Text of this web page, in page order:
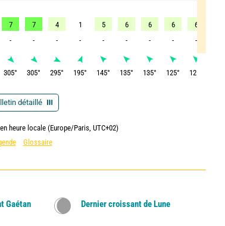
7 7 4 1 5 6 6 6 6
- - - - - - - - -
305° 305° 295° 195° 145° 135° 135° 125° 125
détaillé
heure locale (Europe/Paris, UTC+02)
Glossaire
Gaétan Dernier croissant de Lune